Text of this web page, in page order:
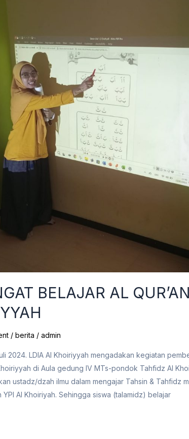
BELAJAR AL
/ berita / admin
2024. LDIA Al Khoiriyyah mengadakan kegiatan
di Aula gedung IV MTs-pondok Tahfidz Al
ustadz/dzah ilmu dalam mengajar Tahsin & Tahfidz
YPI Al Khoiriyah. Sehingga siswa (talamidz) belajar